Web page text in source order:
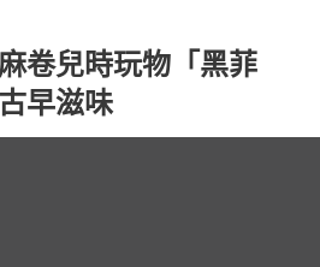
卷兒時玩物「黑菲
早滋味